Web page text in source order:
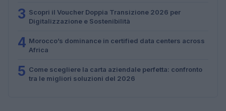
3 Scopri il Voucher Doppia Transizione 2026 per
Digitalizzazione e Sostenibilità
4 Morocco’s dominance in certified data centers across
Africa
5 Come scegliere la carta aziendale perfetta: confronto
tra le migliori soluzioni del 2026